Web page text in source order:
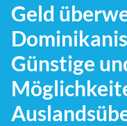
Geld
Günstige